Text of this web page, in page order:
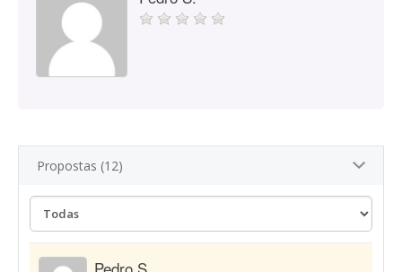
Propostas (12)